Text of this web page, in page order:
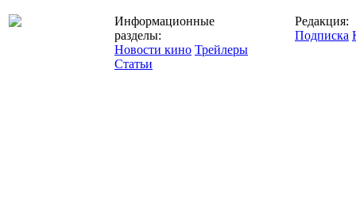
Информационные
разделы:
Новости кино Трейлеры
Статьи
Редакция:
Подписка